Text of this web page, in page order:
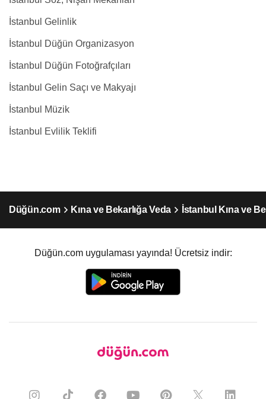
İstanbul Gelinlik
İstanbul Düğün Organizasyon
İstanbul Düğün Fotoğrafçıları
İstanbul Gelin Saçı ve Makyajı
İstanbul Müzik
İstanbul Evlilik Teklifi
Düğün.com Kına ve Bekarlığa Veda İstanbul Kına ve
Düğün.com uygulaması yayında! Ücretsiz indir: